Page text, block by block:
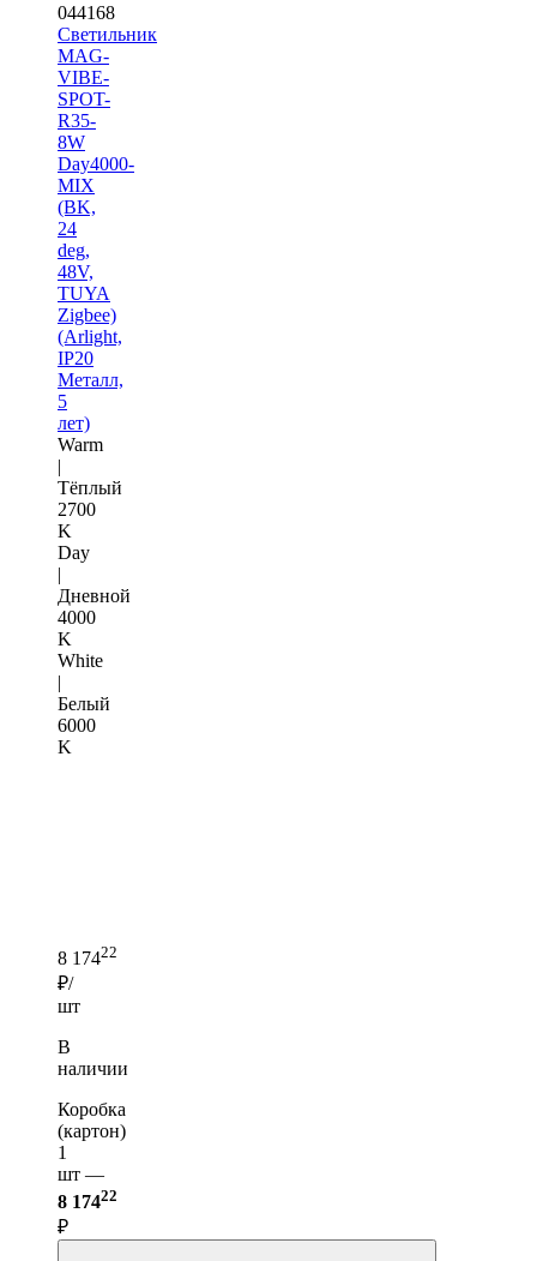
044168
Светильник
MAG-
VIBE-
SPOT-
R35-
8W
Day4000-
MIX
(BK,
24
deg,
48V,
TUYA
Zigbee)
(Arlight,
IP20
Металл,
5
лет)
Warm
|
Тёплый
2700
K
Day
|
Дневной
4000
K
White
|
Белый
6000
K
8 17422
₽/
шт
В
наличии
Коробка
(картон)
1
шт —
8 17422
₽